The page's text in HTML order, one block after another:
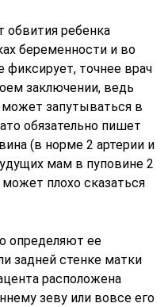
обвития ребенка
беременности и во
точнее врач
заключении, ведь
запутываться в
обязательно пишет
(в норме 2 артерии и
мам в пуповине 2
может плохо сказаться
определяют ее
задней стенке матки
расположена
зеву или вовсе его